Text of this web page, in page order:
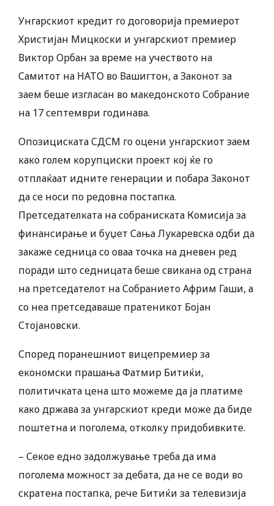
Унгарскиот кредит го договорија премиерот
Христијан Мицкоски и унгарскиот премиер
Виктор Орбан за време на учеството на
Самитот на НАТО во Вашигтон, а Законот за
заем беше изгласан во македонското Собрание
на 17 септември годинава.
Опозициската СДСМ го оцени унгарскиот заем
како голем корупциски проект кој ќе го
отплаќаат идните генерации и побара Законот
да се носи по редовна постапка.
Претседателката на собраниската Комисија за
финансирање и буџет Сања Лукаревска одби да
закаже седница со оваа точка на дневен ред
поради што седницата беше свикана од страна
на претседателот на Собранието Африм Гаши, а
со неа претседаваше пратеникот Бојан
Стојановски.
Според поранешниот вицепремиер за
економски прашања Фатмир Битиќи,
политичката цена што можеме да ја платиме
како држава за унгарскиот креди може да биде
поштетна и поголема, отколку придобивките.
– Секое едно задолжување треба да има
поголема можност за дебата, да не се води во
скратена постапка, рече Битиќи за телевизија